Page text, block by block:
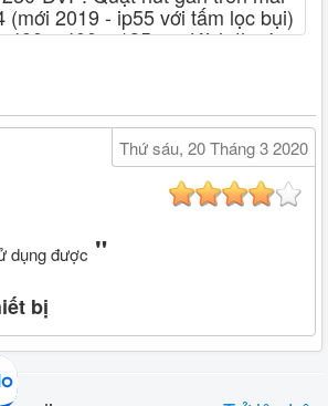
(mới 2019 - ip55 với tấm lọc bụi)
400 x 400 x 135mm Kích thước
lượng gió : 570 / 620 m3/h -
Thứ sáu, 20 Tháng 3 2020
dụng được
bị